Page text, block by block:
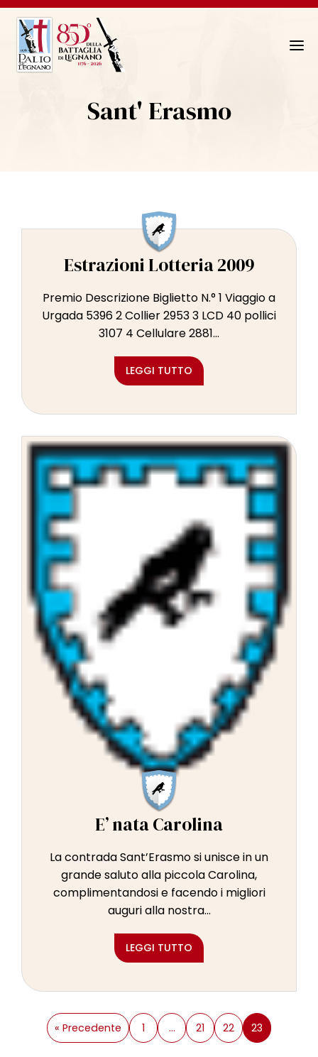
N
Sant' Erasmo
Estrazioni Lotteria 2009
Premio Descrizione Biglietto N.° 1 Viaggio a
Urgada 5396 2 Collier 2953 3 LCD 40 pollici
3107 4 Cellulare 2881...
LEGGI TUTTO
E’ nata Carolina
La contrada Sant’Erasmo si unisce in un
grande saluto alla piccola Carolina,
complimentandosi e facendo i migliori
auguri alla nostra...
LEGGI TUTTO
« Precedente 1 … 21 22 23